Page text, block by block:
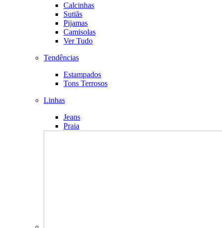
Calcinhas
Sutiãs
Pijamas
Camisolas
Ver Tudo
Tendências
Estampados
Tons Terrosos
Linhas
Jeans
Praia